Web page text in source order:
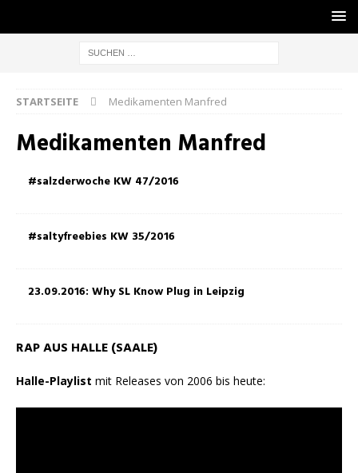
STARTSEITE Medikamenten Manfred
Medikamenten Manfred
#salzderwoche KW 47/2016
#saltyfreebies KW 35/2016
23.09.2016: Why SL Know Plug in Leipzig
RAP AUS HALLE (SAALE)
Halle-Playlist mit Releases von 2006 bis heute: